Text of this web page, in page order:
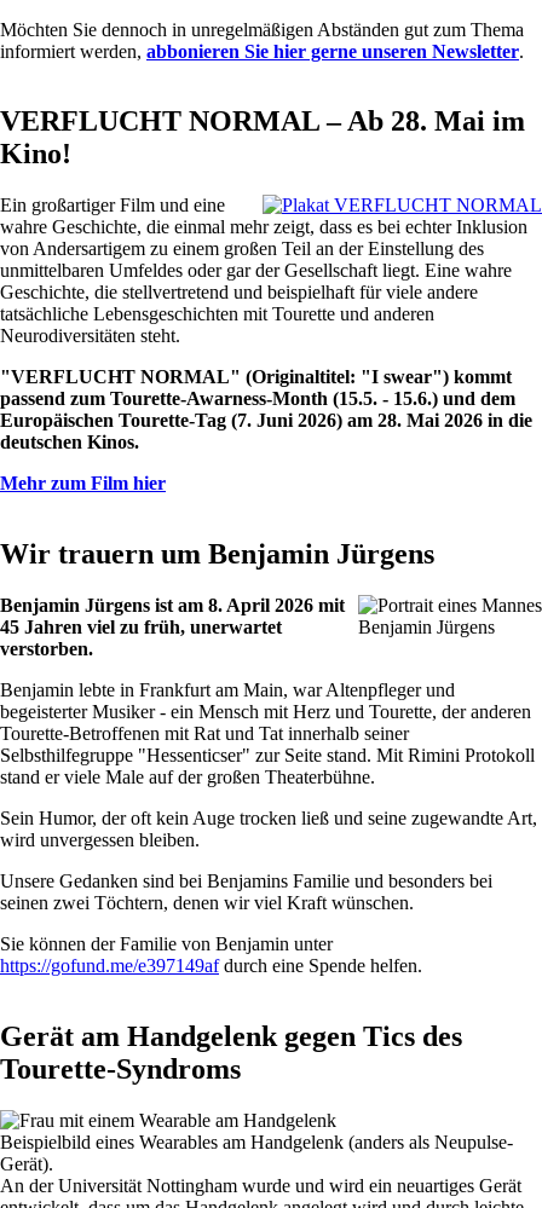
Möchten Sie dennoch in unregelmäßigen Abständen gut zum Thema
informiert werden, abbonieren Sie hier gerne unseren Newsletter.
VERFLUCHT NORMAL – Ab 28. Mai im
Kino!
Ein großartiger Film und eine
wahre Geschichte, die einmal mehr zeigt, dass es bei echter Inklusion
von Andersartigem zu einem großen Teil an der Einstellung des
unmittelbaren Umfeldes oder gar der Gesellschaft liegt. Eine wahre
Geschichte, die stellvertretend und beispielhaft für viele andere
tatsächliche Lebensgeschichten mit Tourette und anderen
Neurodiversitäten steht.
"VERFLUCHT NORMAL" (Originaltitel: "I swear") kommt
passend zum Tourette-Awarness-Month (15.5. - 15.6.) und dem
Europäischen Tourette-Tag (7. Juni 2026) am 28. Mai 2026 in die
deutschen Kinos.
Mehr zum Film hier
Wir trauern um Benjamin Jürgens
Benjamin Jürgens
Benjamin Jürgens ist am 8. April 2026 mit
45 Jahren viel zu früh, unerwartet
verstorben.
Benjamin lebte in Frankfurt am Main, war Altenpfleger und
begeisterter Musiker - ein Mensch mit Herz und Tourette, der anderen
Tourette-Betroffenen mit Rat und Tat innerhalb seiner
Selbsthilfegruppe "Hessenticser" zur Seite stand. Mit Rimini Protokoll
stand er viele Male auf der großen Theaterbühne.
Sein Humor, der oft kein Auge trocken ließ und seine zugewandte Art,
wird unvergessen bleiben.
Unsere Gedanken sind bei Benjamins Familie und besonders bei
seinen zwei Töchtern, denen wir viel Kraft wünschen.
Sie können der Familie von Benjamin unter
https://gofund.me/e397149afdurch eine Spende helfen.
Gerät am Handgelenk gegen Tics des
Tourette-Syndroms
Beispielbild eines Wearables am Handgelenk (anders als Neupulse-
Gerät).
An der Universität Nottingham wurde und wird ein neuartiges Gerät